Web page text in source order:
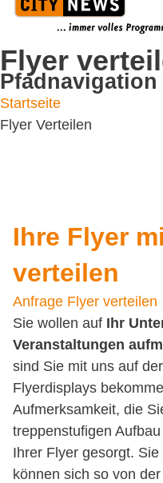
Flyer
Pfadnavigation
Startseite
Flyer Verteilen
Ihre Flyer
verteilen
Anfrage Flyer verteilen
Sie wollen auf Ihr
Veranstaltungen
sind Sie mit uns auf
Flyerdisplays
Aufmerksamkeit, die
treppenstufigen
Ihrer Flyer gesorgt.
können sich so von